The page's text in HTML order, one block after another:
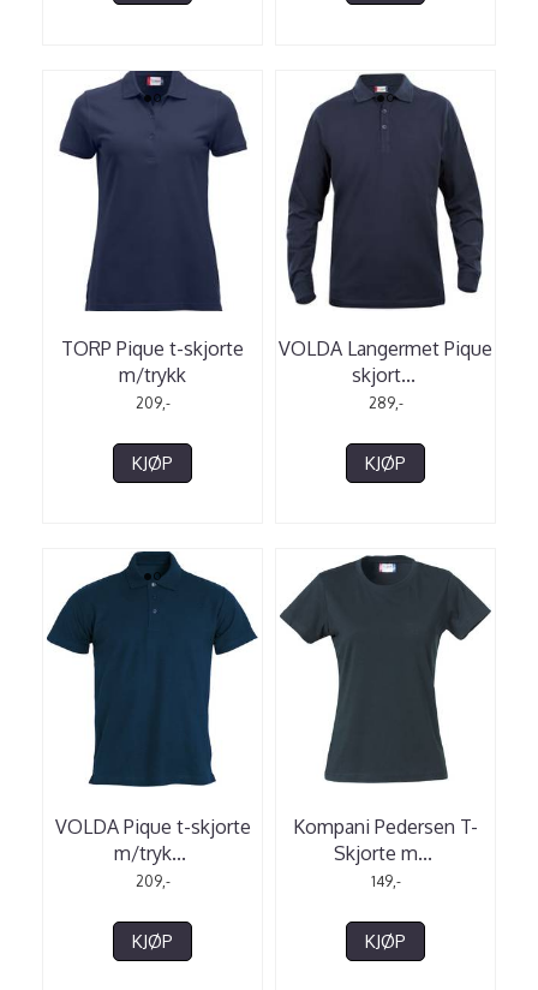
TORP Pique t-skjorte
m/trykk
209,-
KJØP
VOLDA Langermet Pique
skjort...
289,-
KJØP
VOLDA Pique t-skjorte
m/tryk...
209,-
KJØP
Kompani Pedersen T-
Skjorte m...
149,-
KJØP